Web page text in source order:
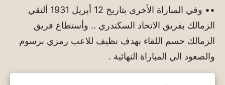
•• وفي المباراة الأخرى بتاريخ 12 أبريل 1931 ألتقي
الزمالك بفريق الاتحاد السكندري .. وأستطاع فريق
الزمالك حسم اللقاء بهدف نظيف للاعب رمزي برسوم
والصعود الي المباراة النهائية .